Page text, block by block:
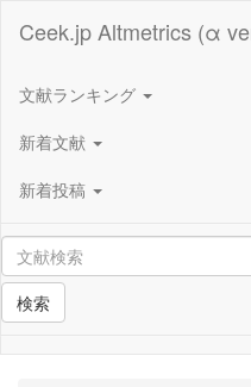
Ceek.jp Altmetrics (α
文献ランキング
新着文献
新着投稿
検索